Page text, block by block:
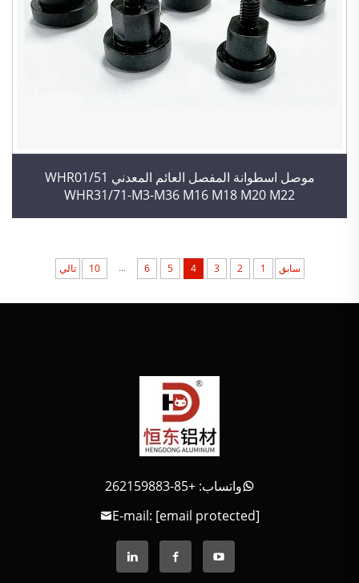
موصل اسطوانة المفصل العائم المعدني WHR01/51
WHR31/71-M3-M36 M16 M18 M20 M22
سابق 1
2
3
4
5
6
...
10 تالي
واتساب: +85-262159883
E-mail: [email protected]